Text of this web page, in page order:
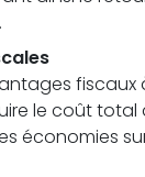
fiscaux
le coût
économies